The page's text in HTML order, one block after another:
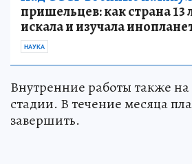
пришельцев: как страна 13
искала и изучала
НАУКА
Внутренние работы также
стадии. В течение месяца
завершить.